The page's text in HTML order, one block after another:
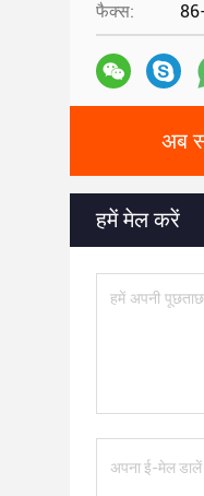
फैक्स:
अब
हमें मेल करें